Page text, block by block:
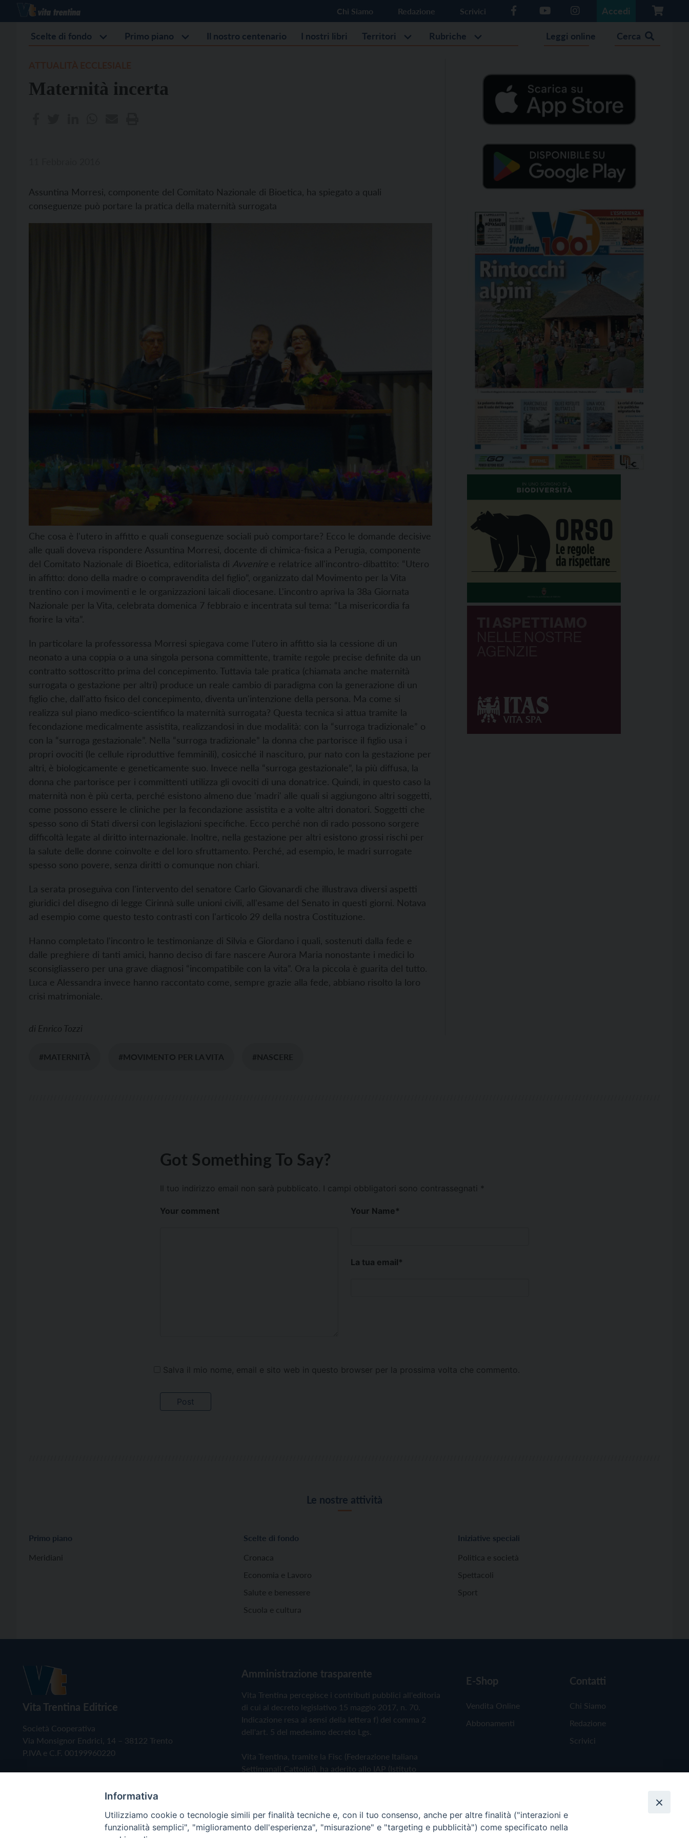
Chi Siamo Redazione Scrivici Accedi
Scelte di fondo Primo piano Il nostro centenario I nostri libri Territori Rubriche Leggi online Cerca
Maternità incerta
Assuntina Morresi, componente del Comitato Nazionale di Bioetica, ha spiegato a quali
conseguenze può portare la pratica della maternità surrogata
Che cosa è l'utero in affitto e quali conseguenze sociali può comportare? Ecco le domande decisive
alle quali doveva rispondere Assuntina Morresi, docente di chimica-fisica a Perugia, componente
del Comitato Nazionale di Bioetica, editorialista di Avvenire e relatrice all'incontro-dibattito: “Utero
in affitto: dono della madre o compravendita del figlio”, organizzato dal Movimento per la Vita
trentino con i movimenti e le organizzazioni laicali diocesane. L'incontro apriva la 38a Giornata
Nazionale per la Vita, celebrata domenica 7 febbraio e incentrata sul tema: “La misericordia fa
fiorire la vita”.
In particolare la professoressa Morresi spiegava come l'utero in affitto sia la cessione di un
neonato a una coppia o a una singola persona committente, tramite regole precise definite da un
contratto sottoscritto prima del concepimento. Tuttavia tale pratica (chiamata anche maternità
surrogata o gestazione per altri) produce un reale cambio di paradigma con la generazione di un
figlio che, dall'atto fisico del concepimento, diventa un'intenzione della persona. Ma come si
realizza sul piano medico-scientifico la maternità surrogata? Questa tecnica si attua tramite la
fecondazione medicalmente assistita, realizzandosi in due modalità: con la “surroga tradizionale” o
con la “surroga gestazionale”. Nella “surroga tradizionale” la donna che partorisce il figlio usa i
propri ovociti (le cellule riproduttive femminili), cosicché il nascituro, pur nato con la gestazione per
altri, è biologicamente e geneticamente suo. Invece nella “surroga gestazionale”, la più diffusa, la
donna che partorisce per i committenti utilizza gli ovociti di una donatrice. Quindi, in questo caso la
maternità non è più certa, perché esistono almeno due 'madri' alle quali si aggiungono altri soggetti,
come possono essere le cliniche per la fecondazione assistita e a volte altri donatori. Soggetti che
spesso sono di Stati diversi con legislazioni specifiche. Ecco perché non di rado possono sorgere
difficoltà legate al diritto internazionale. Inoltre, nella gestazione per altri esistono grossi rischi per
la salute delle donne coinvolte e del loro sfruttamento. Perché, ad esempio, le madri surrogate
spesso sono povere, senza diritti o comunque non chiari.
La serata proseguiva con l'intervento del senatore Carlo Giovanardi che illustrava diversi aspetti
giuridici del disegno di legge Cirinnà sulle unioni civili, all'esame del Senato in questi giorni. Notava
ad esempio come questo testo contrasti con l'articolo 29 della nostra Costituzione.
Hanno completato l'incontro le testimonianze di Silvia e Giordano i quali, sostenuti dalla fede e
dalle preghiere di tanti amici, hanno deciso di fare nascere Aurora Maria nonostante i medici lo
sconsigliassero per una grave diagnosi “incompatibile con la vita”. Ora la piccola è guarita del tutto.
Luca e Alessandra invece hanno raccontato come, sempre grazie alla fede, abbiano risolto la loro
crisi matrimoniale.
di Enrico Tozzi
#MATERNITÀ #MOVIMENTO PER LA VITA #NASCERE
Got Something To Say?
Il tuo indirizzo email non sarà pubblicato. I campi obbligatori sono contrassegnati *
Your comment Your Name*
La tua email*
Salva il mio nome, email e sito web in questo browser per la prossima volta che commento.
Le nostre attività
Primo piano
Meridiani
Scelte di fondo
Cronaca
Economia e Lavoro
Salute e benessere
Scuola e cultura
Iniziative speciali
Politica e società
Spettacoli
Sport
Vita Trentina Editrice
Società Cooperativa
Via Monsignor Endrici, 14 – 38122 Trento
P.IVA e C.F. 00199960220
Amministrazione trasparente
Vita Trentina percepisce i contributi pubblici all'editoria
di cui al decreto legislativo 15 maggio 2017, n. 70.
Indicazione resa ai sensi della lettera f) del comma 2
dell'art. 5 del medesimo decreto Lgs.
Vita Trentina, tramite la Fisc (Federazione Italiana
Settimanali Cattolici), ha aderito allo IAP (Istituto
Privacy Policy Cookie Policy
E-Shop
Vendita Online
Abbonamenti
Contatti
Chi Siamo
Redazione
Scrivici
Informativa
Utilizziamo cookie o tecnologie simili per finalità tecniche e, con il tuo consenso, anche per altre finalità ("interazioni e
funzionalità semplici", "miglioramento dell'esperienza", "misurazione" e "targeting e pubblicità") come specificato nella